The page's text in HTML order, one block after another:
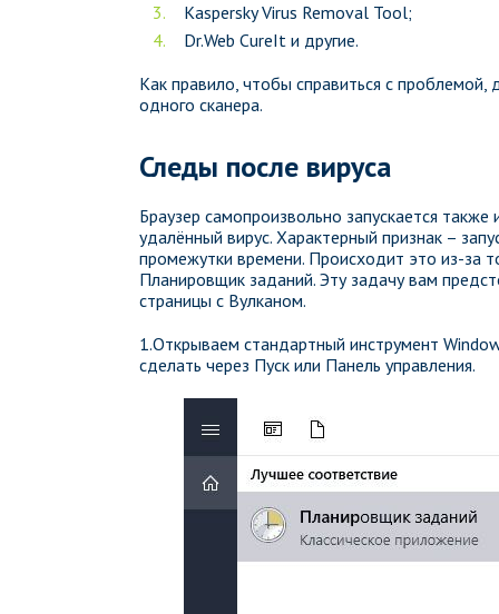
Kaspersky Virus Removal Tool;
Dr.Web CureIt и другие.
Как правило, чтобы справиться с
одного сканера.
Следы после вируса
Браузер самопроизвольно запускается
удалённый вирус. Характерный признак –
промежутки времени. Происходит это из-за
Планировщик заданий. Эту задачу вам
страницы с Вулканом.
1.Открываем стандартный инструмент
сделать через Пуск или Панель управления.